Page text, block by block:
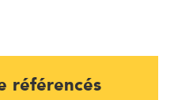
référencés